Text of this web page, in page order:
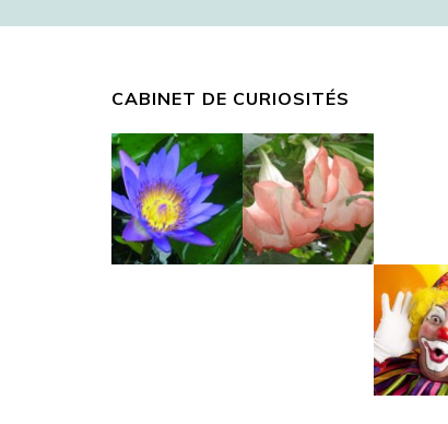
CABINET DE CURIOSITÉS